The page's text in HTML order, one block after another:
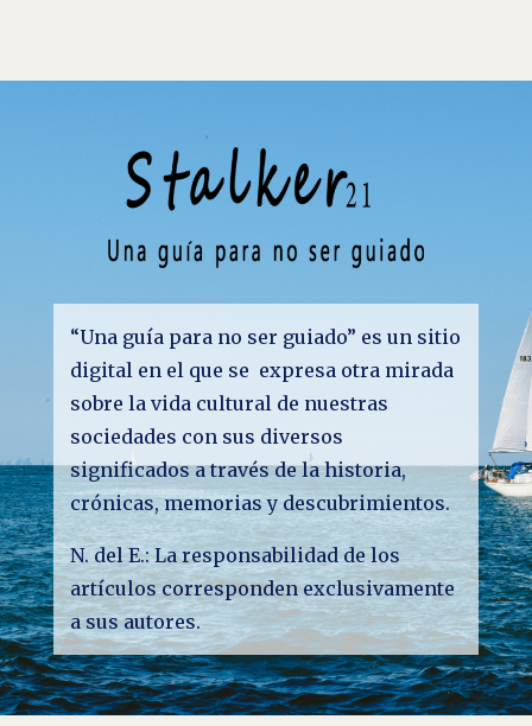
“Una guía para no ser guiado” es un sitio
digital en el que se expresa otra mirada
sobre la vida cultural de nuestras
sociedades con sus diversos
significados a través de la historia,
crónicas, memorias y descubrimientos.
N. del E.: La responsabilidad de los
artículos corresponden exclusivamente
a sus autores.